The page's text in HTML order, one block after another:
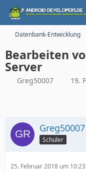
Datenbank-Entwicklung
Bearbeiten
Server
Greg50007 19.
Greg50007
Schüler
25. Februar 2018 um 10:23